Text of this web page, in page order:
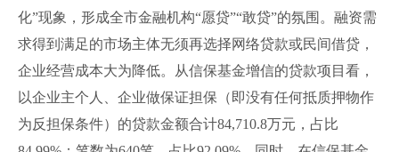
化”现象，形成全市金融机构“愿贷”“敢贷”的氛围。融资需
求得到满足的市场主体无须再选择网络贷款或民间借贷，
企业经营成本大为降低。从信保基金增信的贷款项目看，
以企业主个人、企业做保证担保（即没有任何抵质押物作
为反担保条件）的贷款金额合计84,710.8万元，占比